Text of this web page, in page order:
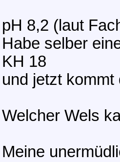
pH 8,2 (laut
Habe selber
KH 18
und jetzt
Welcher Wels
Meine